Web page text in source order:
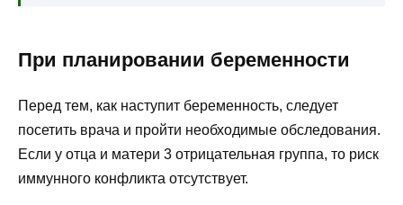
При планировании беременности
Перед тем, как наступит беременность, следует
посетить врача и пройти необходимые обследования.
Если у отца и матери 3 отрицательная группа, то риск
иммунного конфликта отсутствует.